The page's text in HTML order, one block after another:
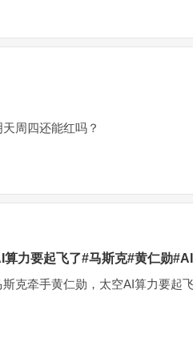
周四还能红吗？
力要起飞了#马斯克#黄仁勋
克牵手黄仁勋，太空AI算力要起